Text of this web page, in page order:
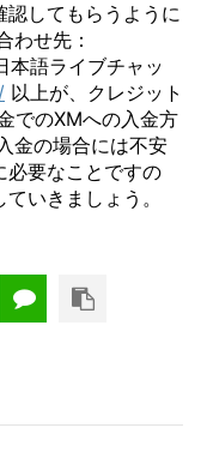
認してもらうように
わせ先：
本語ライブチャッ
以上が、クレジット
でのXMへの入金方
金の場合には不安
必要なことですの
いきましょう。